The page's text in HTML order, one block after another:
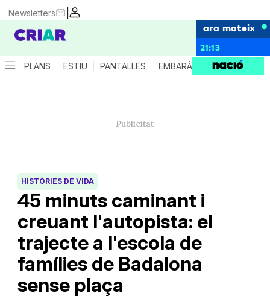
|
Newsletters
ara mateix
21:13
PLANS ESTIU PANTALLES EMBARÀS CRIANÇA
45 minuts caminant i
creuant l'autopista: el
trajecte a l'escola de
famílies de Badalona
sense plaça
HISTÒRIES DE VIDA